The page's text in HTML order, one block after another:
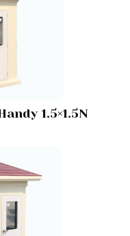
1.5×1.5N